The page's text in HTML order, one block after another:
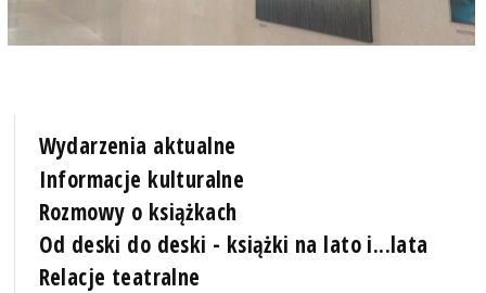
Wydarzenia aktualne
Informacje kulturalne
Rozmowy o książkach
Od deski do deski - książki na lato i...lata
Relacje teatralne